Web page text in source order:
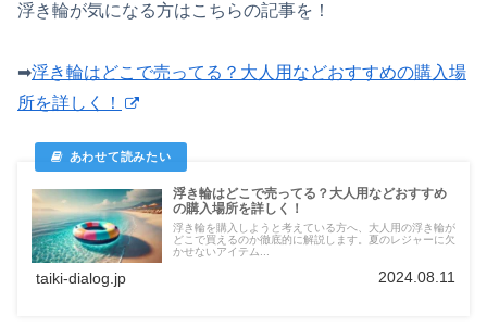
浮き輪が気になる方はこちらの記事を！
➡浮き輪はどこで売ってる？大人用などおすすめの購入場
所を詳しく！
浮き輪はどこで売ってる？大人用などおすすめ
の購入場所を詳しく！
浮き輪を購入しようと考えている方へ、大人用の浮き輪が
どこで買えるのか徹底的に解説します。夏のレジャーに欠
かせないアイテム...
taiki-dialog.jp 2024.08.11